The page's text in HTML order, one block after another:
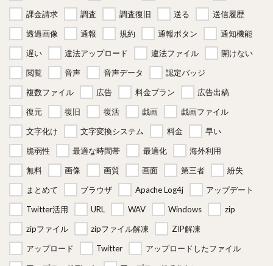
課金請求
調査 調査復旧 送る
送信履歴
透過画像
通報 規約 通報ボタン
通知機能
遅い
違法アップロード 違法ファイル
開けない
閲覧
音声 音声データ
認定バッジ
複数ファイル
広告 料金プラン
広告出稿
復元
復旧 復活 戯画
戯画ファイル
文字化け
文字変換システム 料金
早い
脆弱性
最適な時間帯 最適化
海外利用
無料
画像 画質 画面 第三者
紛失
まとめて
ブラウザ Apache Log4j
アップデート
Twitter活用
URL WAV Windows
zip
zipファイル
zipファイル解凍
ZIP解凍
アップロード
Twitter
アップロードしたファイル